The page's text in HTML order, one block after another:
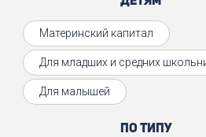
Материнский капитал
Для младших и средних
Для малышей
По типу